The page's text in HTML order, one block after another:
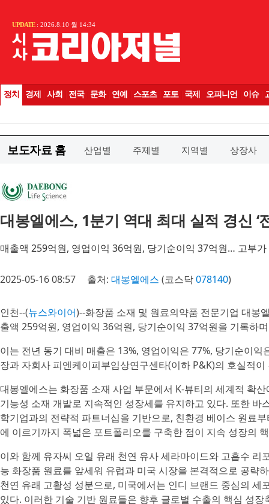
보도자료 홈 산업별 주제별 지역별 상장사
대봉엘에스, 1분기 역대 최대 실적 경신 ‘
매출액 259억원, 영업이익 36억원, 당기순이익 37억원… 고부
2025-05-16 08:57 출처: 대봉엘에스 (코스닥078140)
인천--(뉴스와이어)--화장품 소재 및 원료의약품 전문기업 대봉
출액 259억원, 영업이익 36억원, 당기순이익 37억원을 기록하
이는 전년 동기 대비 매출은 13%, 영업이익은 77%, 당기순이
장과 자회사 피엔케이피부임상연구센타(이하 P&K)의 호실적이
대봉엘에스는 화장품 소재 사업 부문에서 K-뷰티의 세계적 확
기능성 소재 개발로 지속적인 성장세를 유지하고 있다. 또한
학기업과의 전략적 파트너십을 기반으로, 친환경 베이스 원료
에 이르기까지 폭넓은 포트폴리오를 구축한 점이 지속 성장의
이와 함께 유자씨 오일 유래 천연 유사 세라마이드와 고흡수 리
능 화장품 원료를 앞세워 유럽과 미국 시장을 본격적으로 공략
천연 유래 고활성 성분으로, 미국에서는 인디 브랜드 중심의 세
있다. 이러한 기술 기반 원료들은 향후 글로벌 수출의 핵심 성장